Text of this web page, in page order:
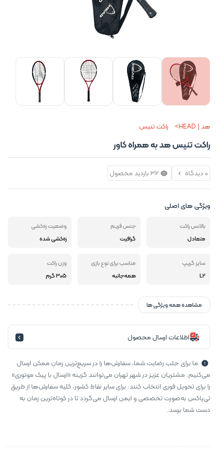
هد | HEAD راکت تنیس
راکت تنیس هد به همراه کاور
0 دیدگاه 32 بازدید محصول
ویژگی های اصلی
بالانس راکت
متعادل
جنس فریم
گرافیت
وضعیت زه‌کشی
زه‌کشی شده
سایز گریپ
L2
مناسب برای نوع بازی
همه‌جانبه
وزن راکت
305 گرم
مشاهده همه ویژگی ها
اطلاعات ارسال محصول
ما برای جلب رضایت شما، سفارش‌ها را در سریع‌ترین زمان ممکن ارسال
می‌کنیم. مشتریان عزیز در شهر تهران می‌توانند گزینه «ارسال با پیک موتوری»
را برای تحویل فوری انتخاب کنند. برای سایر نقاط کشور، کلیه سفارش‌ها از طریق
تی‌پاکس به‌صورت تخصصی و ایمن ارسال می‌گردد تا در کوتاه‌ترین زمان به
دست شما برسد.